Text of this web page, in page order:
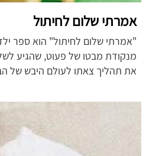
אמרתי שלום לחיתול
"אמרתי שלום לחיתול" הוא ספר
מנקודת מבטו של פעוט, שהגיע
את תהליך צאתו לעולם היבש של